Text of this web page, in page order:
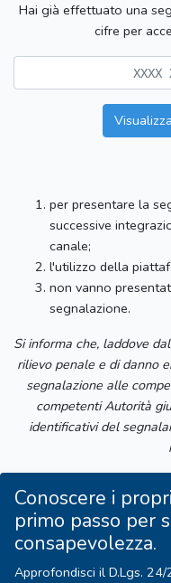
Hai già effettuato una
cifre per
per presentare la
successive
canale;
l'utilizzo della
non vanno
segnalazione.
Si informa che, laddove
rilievo penale e di danno
segnalazione alle
competenti Autorità
identificativi del
Conoscere i
primo passo per
consapevolezza.
Approfondisci il D.Lgs.